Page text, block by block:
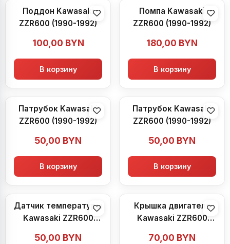
Поддон Kawasaki
ZZR600 (1990-1992)
100,00 BYN
В корзину
Помпа Kawasaki
ZZR600 (1990-1992)
180,00 BYN
В корзину
Патрубок Kawasaki
ZZR600 (1990-1992)
50,00 BYN
В корзину
Патрубок Kawasaki
ZZR600 (1990-1992)
50,00 BYN
В корзину
Датчик температуры
Kawasaki ZZR600
50,00 BYN
Крышка двигателя
Kawasaki ZZR600
70,00 BYN